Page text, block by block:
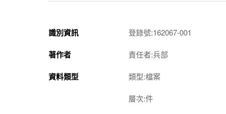
識別資訊 登錄號:162067-001
著作者 責任者:兵部
資料類型 類型:檔案
層次:件